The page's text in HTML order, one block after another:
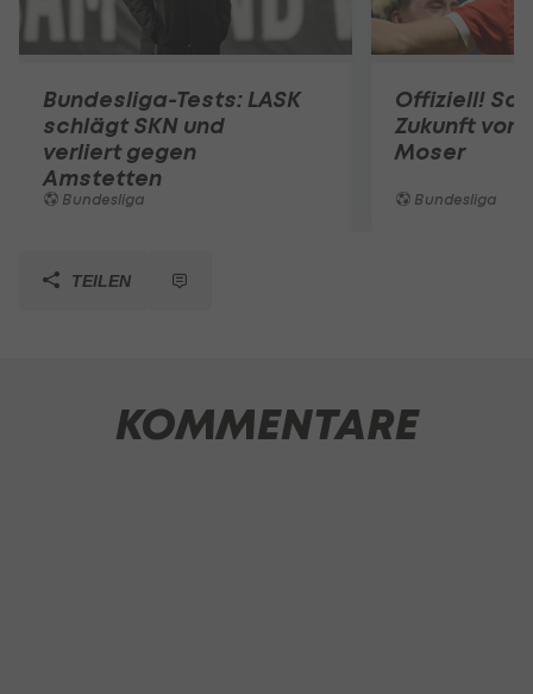
Bundesliga-Tests: LASK
schlägt SKN und
verliert gegen
Amstetten
Bundesliga
Offiziell!
Zukunft von
Moser
Bundesliga
TEILEN
KOMMENTARE